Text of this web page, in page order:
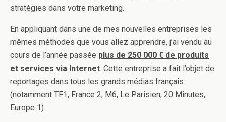
stratégies dans votre marketing.
En appliquant dans une de mes nouvelles entreprises les
mêmes méthodes que vous allez apprendre, j’ai vendu au
cours de l’année passée plus de 250 000 € de produits
et services via Internet. Cette entreprise a fait l’objet de
reportages dans tous les grands médias français
(notamment TF1, France 2, M6, Le Parisien, 20 Minutes,
Europe 1).